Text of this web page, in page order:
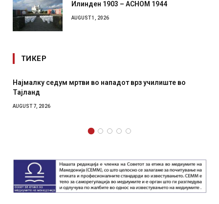
Илинден 1903 – АСНОМ 1944
AUGUST 1, 2026
ТИКЕР
седум мртви во нападот врз училиште во
7, 2026